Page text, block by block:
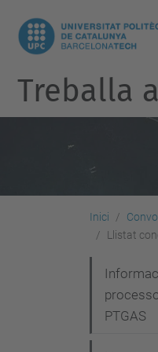
Treballa
Inici
Llistat
v
PTGAS